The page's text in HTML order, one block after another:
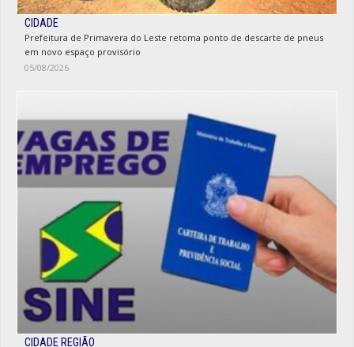
CIDADE
Prefeitura de Primavera do Leste retoma ponto de descarte de pneus
em novo espaço provisório
05/08/2026
CIDADE REGIÃO